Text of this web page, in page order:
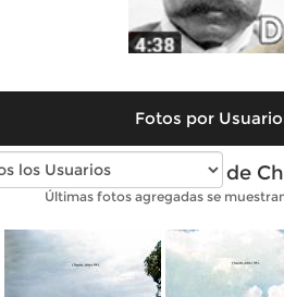
Fotos por
Fotos antiguas de
Últimas fotos agregadas se